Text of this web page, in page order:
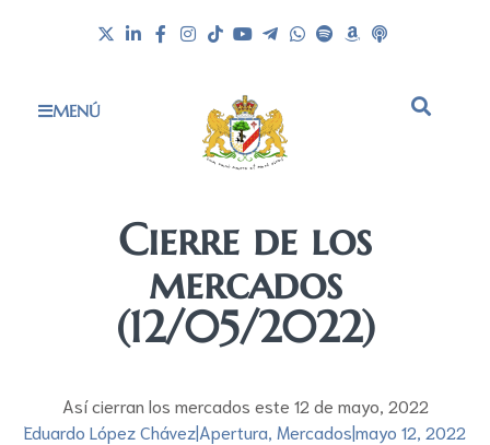
MENÚ
Cierre de los
mercados
(12/05/2022)
Así cierran los mercados este 12 de mayo, 2022
Eduardo López Chávez|Apertura, Mercados|mayo 12, 2022